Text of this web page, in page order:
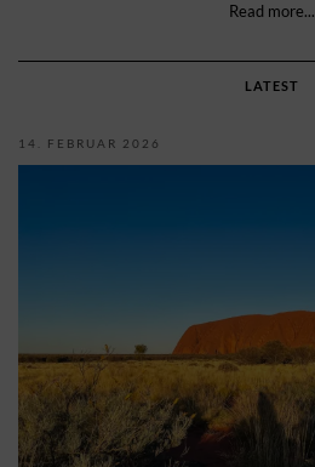
Read more...
LATEST
14. FEBRUAR 2026